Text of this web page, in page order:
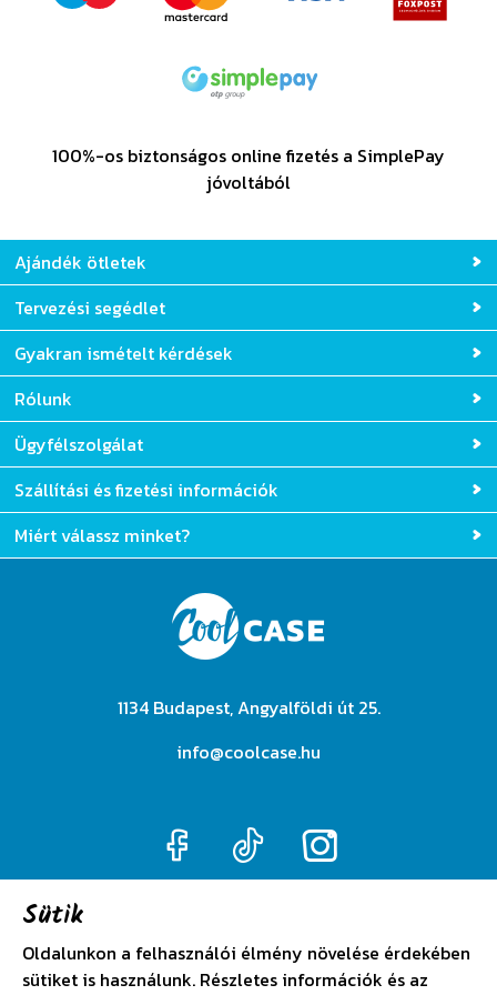
100%-os biztonságos online fizetés a SimplePay
jóvoltából
Ajándék ötletek
Tervezési segédlet
Gyakran ismételt kérdések
Rólunk
Ügyfélszolgálat
Szállítási és fizetési információk
Miért válassz minket?
1134 Budapest, Angyalföldi út 25.
info@coolcase.hu
Sütik
Oldalunkon a felhasználói élmény növelése érdekében
sütiket is használunk. Részletes információk és az